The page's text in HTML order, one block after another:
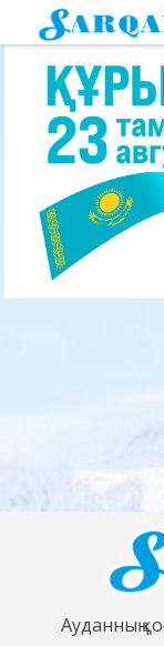
Ауданның